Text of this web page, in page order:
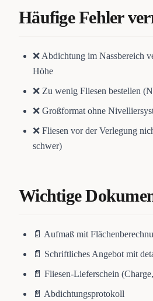
Häufige Fehler
❌ Abdichtung im Nassbereich
Höhe
❌ Zu wenig Fliesen bestellen
❌ Großformat ohne
❌ Fliesen vor der Verlegung
schwer)
Wichtige
📄 Aufmaß mit
📄 Schriftliches Angebot mit
📄 Fliesen-Lieferschein
📄 Abdichtungsprotokoll